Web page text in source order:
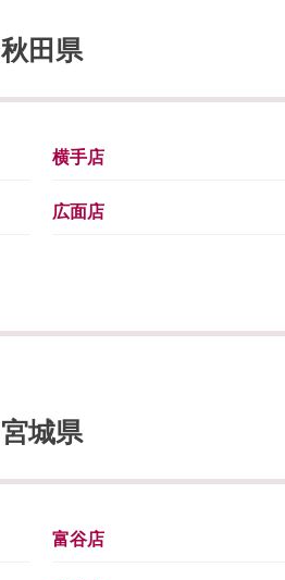
秋田県
横手店
広面店
宮城県
富谷店